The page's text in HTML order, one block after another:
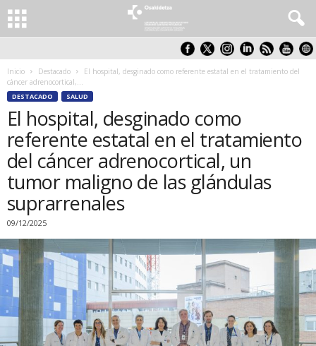
Inicio Destacado
El hospital, desginado como referente estatal en el tratamiento del
cáncer adrenocortical,...
DESTACADO SALUD
El hospital, desginado como
referente estatal en el tratamiento
del cáncer adrenocortical, un
tumor maligno de las glándulas
suprarrenales
09/12/2025